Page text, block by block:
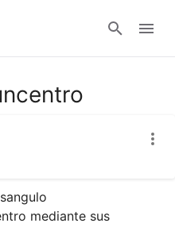
mediante sus